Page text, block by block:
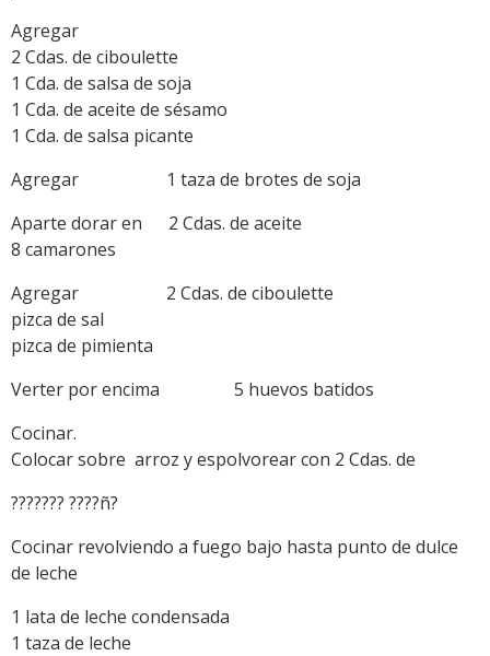
Agregar
2 Cdas. de ciboulette
1 Cda. de salsa de soja
1 Cda. de aceite de sésamo
1 Cda. de salsa picante
Agregar 1 taza de brotes de soja
Aparte dorar en 2 Cdas. de aceite
8 camarones
Agregar 2 Cdas. de ciboulette
pizca de sal
pizca de pimienta
Verter por encima 5 huevos batidos
Cocinar.
Colocar sobre arroz y espolvorear con 2 Cdas. de
??????? ????ñ?
Cocinar revolviendo a fuego bajo hasta punto de dulce
de leche
1 lata de leche condensada
1 taza de leche